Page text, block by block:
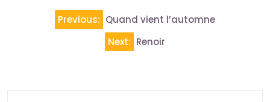
NavigationPrevious: Quand vient l’automne
Next: Renoir